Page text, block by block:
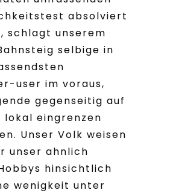
absolviert
schlagt unserem
selbige in
user im voraus,
gegenseitig auf
lokal eingrenzen
Unser Volk weisen
unser ahnlich
hinsichtlich
wenigkeit unter